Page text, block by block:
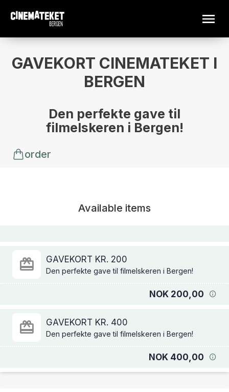
GAVEKORT CINEMATEKET I
BERGEN
Den perfekte gave til
filmelskeren i Bergen!
order
Available items
GAVEKORT KR. 200
Den perfekte gave til filmelskeren i Bergen!
NOK 200,00
GAVEKORT KR. 400
Den perfekte gave til filmelskeren i Bergen!
NOK 400,00